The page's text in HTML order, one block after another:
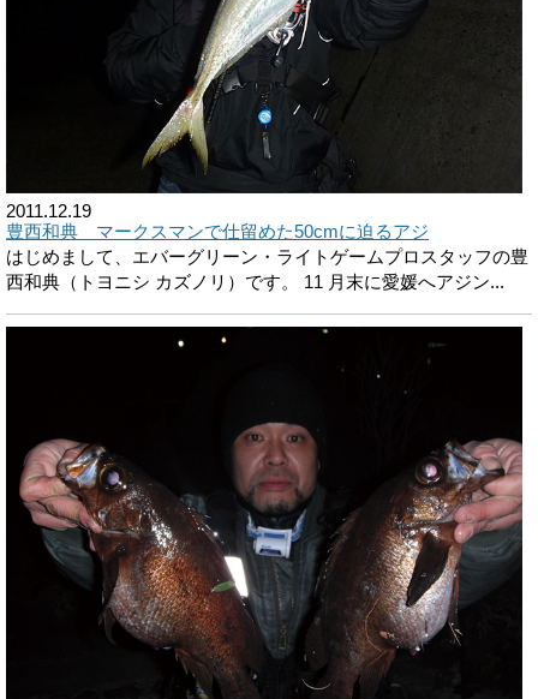
2011.12.19
豊西和典 マークスマンで仕留めた50cmに迫るアジ
はじめまして、エバーグリーン・ライトゲームプロスタッフの豊
西和典（トヨニシ カズノリ）です。 11 月末に愛媛へアジン...